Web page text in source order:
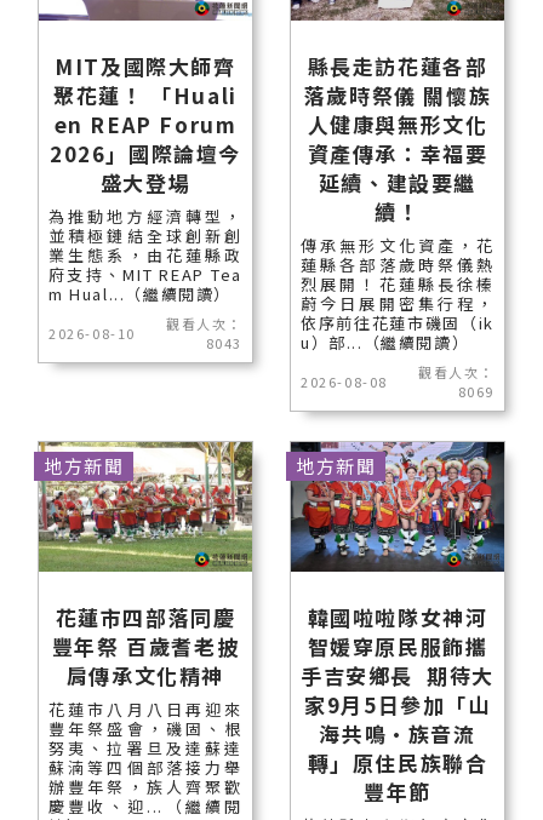
MIT及國際大師齊
聚花蓮！ 「Huali
en REAP Forum
2026」國際論壇今
盛大登場
為推動地方經濟轉型，
並積極鏈結全球創新創
業生態系，由花蓮縣政
府支持、MIT REAP Tea
m Hual...（繼續閱讀）
2026-08-10
觀看人次：
8043
縣長走訪花蓮各部
落歲時祭儀 關懷族
人健康與無形文化
資產傳承：幸福要
延續、建設要繼
續！
傳承無形文化資產，花
蓮縣各部落歲時祭儀熱
烈展開！花蓮縣長徐榛
蔚今日展開密集行程，
依序前往花蓮市磯固（ik
u）部...（繼續閱讀）
2026-08-08
觀看人次：
8069
花蓮市四部落同慶
豐年祭 百歲耆老披
肩傳承文化精神
花蓮市八月八日再迎來
豐年祭盛會，磯固、根
努夷、拉署旦及達蘇達
蘇湳等四個部落接力舉
辦豐年祭，族人齊聚歡
慶豐收、迎...（繼續閱
地方新聞
韓國啦啦隊女神河
智媛穿原民服飾攜
手吉安鄉長 期待大
家9月5日參加「山
海共鳴•族音流
轉」原住民族聯合
豐年節
地方新聞